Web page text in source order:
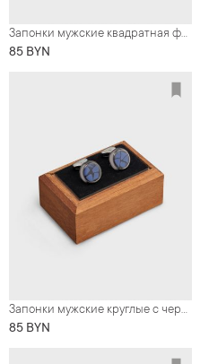
Запонки мужские квадратная форма, металл золотого цвета с черным
85 BYN
Запонки мужские круглые с черно-синим дизайном
85 BYN